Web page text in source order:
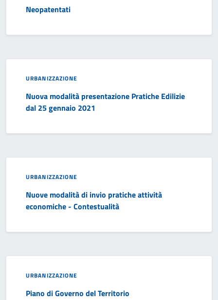
Neopatentati
URBANIZZAZIONE
Nuova modalità presentazione Pratiche Edilizie
dal 25 gennaio 2021
URBANIZZAZIONE
Nuove modalità di invio pratiche attività
economiche - Contestualità
URBANIZZAZIONE
Piano di Governo del Territorio